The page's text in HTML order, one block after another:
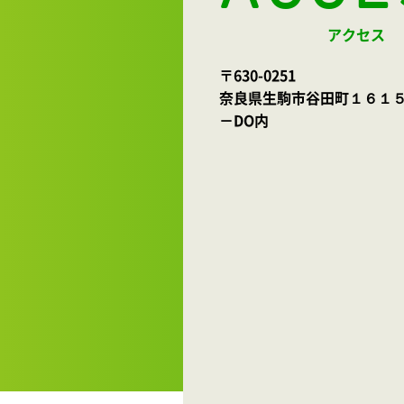
アクセス
〒630-0251
奈良県生駒市谷田町１６１
－DO内